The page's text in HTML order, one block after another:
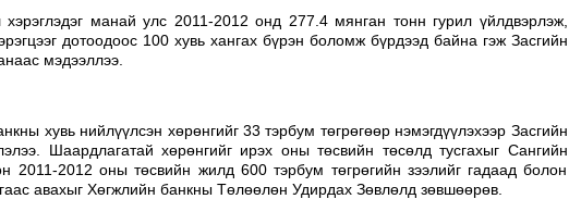
манай улс 2011-2012 онд 277.4 мянган тонн гурил үйлдвэрлэж,
дотоодоос 100 хувь хангах бүрэн боломж бүрдээд байна гэж Засгийн
мэдээллээ.
хувь нийлүүлсэн хөрөнгийг 33 тэрбум төгрөгөөр нэмэгдүүлэхээр Засгийн
Шаардлагатай хөрөнгийг ирэх оны төсвийн төсөлд тусгахыг Сангийн
2011-2012 оны төсвийн жилд 600 тэрбум төгрөгийн зээлийг гадаад болон
авахыг Хөгжлийн банкны Төлөөлөн Удирдах Зөвлөлд зөвшөөрөв.